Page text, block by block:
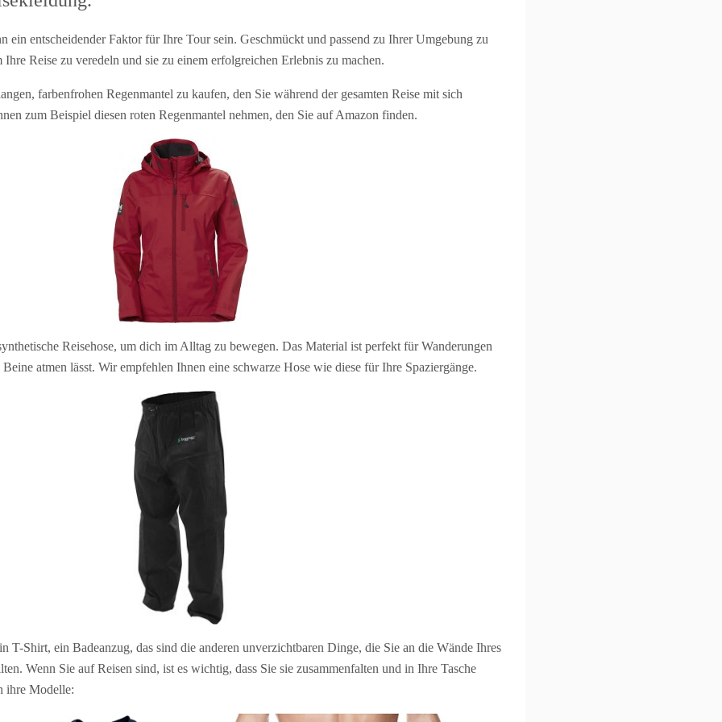
ein entscheidender Faktor für Ihre Tour sein. Geschmückt und passend zu Ihrer Umgebung zu
Reise zu veredeln und sie zu einem erfolgreichen Erlebnis zu machen.
farbenfrohen Regenmantel zu kaufen, den Sie während der gesamten Reise mit sich
zum Beispiel diesen roten Regenmantel nehmen, den Sie auf Amazon finden.
Reisehose, um dich im Alltag zu bewegen. Das Material ist perfekt für Wanderungen
atmen lässt. Wir empfehlen Ihnen eine schwarze Hose wie diese für Ihre Spaziergänge.
T-Shirt, ein Badeanzug, das sind die anderen unverzichtbaren Dinge, die Sie an die Wände Ihres
Wenn Sie auf Reisen sind, ist es wichtig, dass Sie sie zusammenfalten und in Ihre Tasche
ihre Modelle: